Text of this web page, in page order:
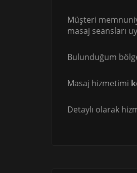
Müşteri
masaj seansları
Bulunduğum
Masaj hizmetimi
Detaylı olarak